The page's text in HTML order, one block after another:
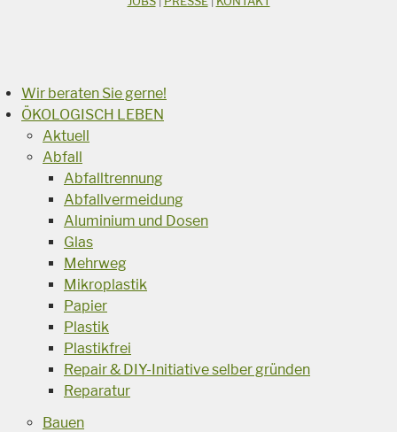
Wir beraten Sie gerne!
ÖKOLOGISCH LEBEN
Aktuell
Abfall
Abfalltrennung
Abfallvermeidung
Aluminium und Dosen
Glas
Mehrweg
Mikroplastik
Papier
Plastik
Plastikfrei
Repair & DIY-Initiative selber gründen
Reparatur
Bauen